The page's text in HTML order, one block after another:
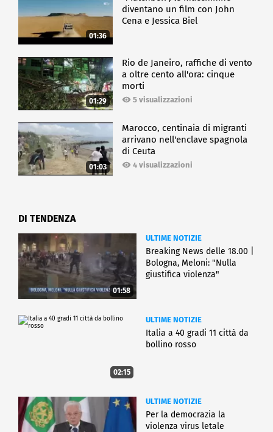
01:36
diventano un film con John
Cena e Jessica Biel
01:29
Rio de Janeiro, raffiche di vento
a oltre cento all'ora: cinque
morti
5 visualizzazioni
01:03
Marocco, centinaia di migranti
arrivano nell'enclave spagnola
di Ceuta
4 visualizzazioni
DI TENDENZA
01:58
ULTIME NOTIZIE
Breaking News delle 18.00 |
Bologna, Meloni: "Nulla
giustifica violenza"
02:15
ULTIME NOTIZIE
Italia a 40 gradi 11 città da
bollino rosso
ULTIME NOTIZIE
Per la democrazia la
violenza virus letale